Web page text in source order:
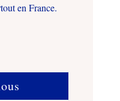
en France.